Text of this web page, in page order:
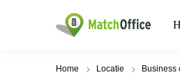
Home Locatie Business